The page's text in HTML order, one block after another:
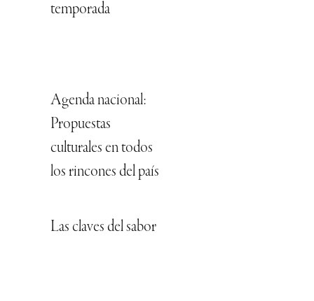
temporada
Agenda nacional:
Propuestas
culturales en todos
los rincones del país
Las claves del sabor